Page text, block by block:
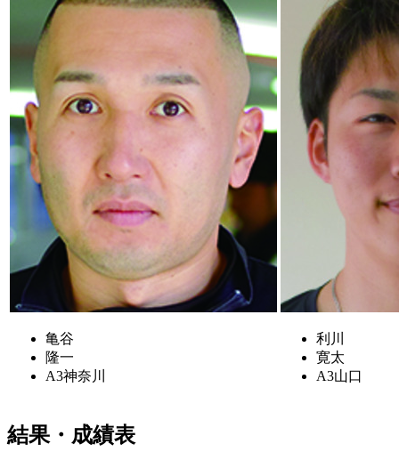
亀谷
隆一
A3神奈川
利川
寛太
A3山口
結果・成績表